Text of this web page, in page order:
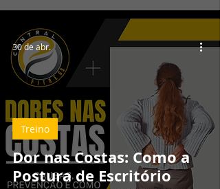
Dor nas Costas: Como a
Postura de Escritório
Treino
30 de abr.